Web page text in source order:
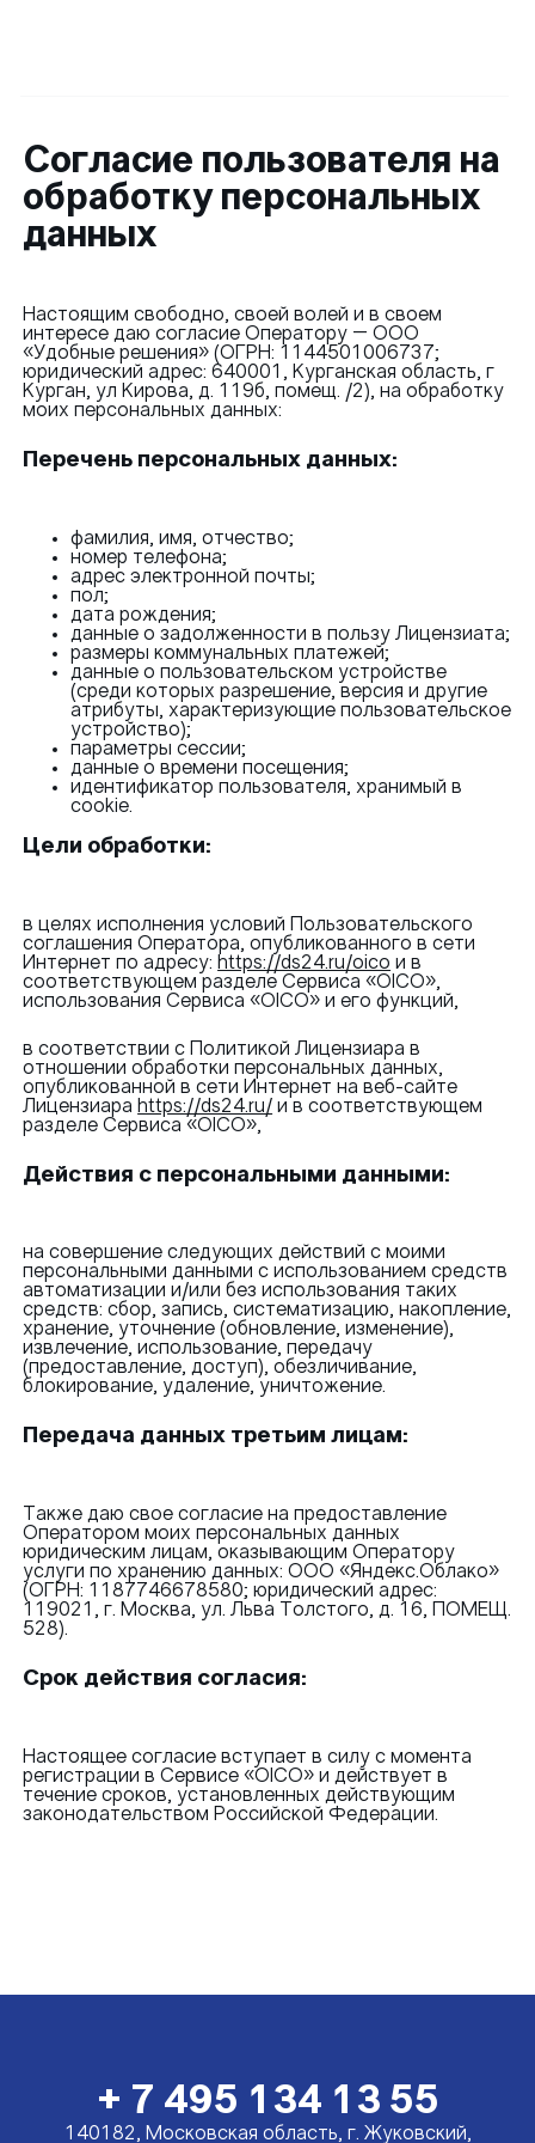
Согласие пользователя на
обработку персональных
данных
Настоящим свободно, своей волей и в своем
интересе даю согласие Оператору – ООО
«Удобные решения» (ОГРН: 1144501006737;
юридический адрес: 640001, Курганская область, г
Курган, ул Кирова, д. 119б, помещ. /2), на обработку
моих персональных данных:
Перечень персональных данных:
фамилия, имя, отчество;
номер телефона;
адрес электронной почты;
пол;
дата рождения;
данные о задолженности в пользу Лицензиата;
размеры коммунальных платежей;
данные о пользовательском устройстве
(среди которых разрешение, версия и другие
атрибуты, характеризующие пользовательское
устройство);
параметры сессии;
данные о времени посещения;
идентификатор пользователя, хранимый в
cookie.
Цели обработки:
в целях исполнения условий Пользовательского
соглашения Оператора, опубликованного в сети
Интернет по адресу: https://ds24.ru/oico и в
соответствующем разделе Сервиса «OICO»,
использования Сервиса «OICO» и его функций,
в соответствии с Политикой Лицензиара в
отношении обработки персональных данных,
опубликованной в сети Интернет на веб-сайте
Лицензиара https://ds24.ru/ и в соответствующем
разделе Сервиса «OICO»,
Действия с персональными данными:
на совершение следующих действий с моими
персональными данными с использованием средств
автоматизации и/или без использования таких
средств: сбор, запись, систематизацию, накопление,
хранение, уточнение (обновление, изменение),
извлечение, использование, передачу
(предоставление, доступ), обезличивание,
блокирование, удаление, уничтожение.
Передача данных третьим лицам:
Также даю свое согласие на предоставление
Оператором моих персональных данных
юридическим лицам, оказывающим Оператору
услуги по хранению данных: ООО «Яндекс.Облако»
(ОГРН: 1187746678580; юридический адрес:
119021, г. Москва, ул. Льва Толстого, д. 16, ПОМЕЩ.
528).
Срок действия согласия:
Настоящее согласие вступает в силу с момента
регистрации в Сервисе «OICO» и действует в
течение сроков, установленных действующим
законодательством Российской Федерации.
+ 7 495 134 13 55
140182, Московская область, г. Жуковский,